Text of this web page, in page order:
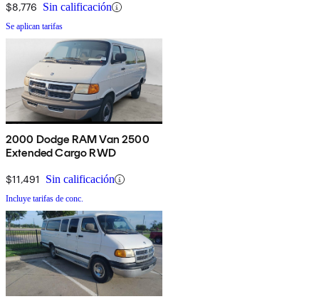
$8,776 Sin calificación
Se aplican tarifas
2000 Dodge RAM Van 2500
Extended Cargo RWD
$11,491 Sin calificación
Incluye tarifas de conc.